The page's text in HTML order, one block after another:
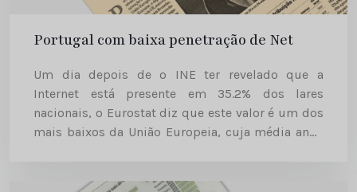
Portugal com baixa penetração de Net
Um dia depois de o INE ter revelado que a
Internet está presente em 35.2% dos lares
nacionais, o Eurostat diz que este valor é um dos
mais baixos da União Europeia, cuja média anda